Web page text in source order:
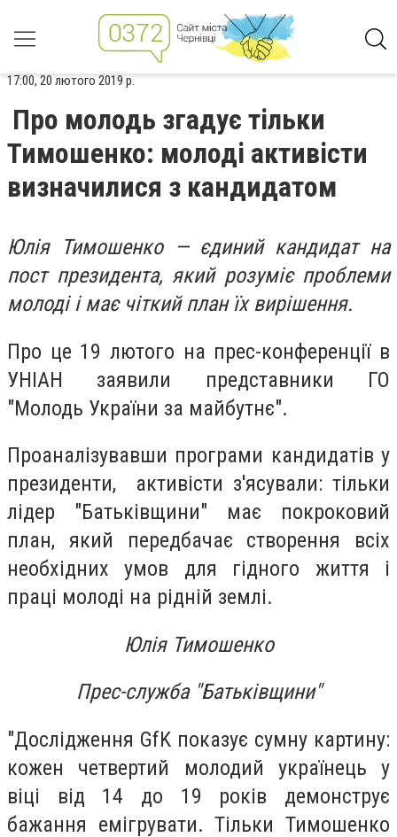
17:00, 20 лютого 2019 р.
Про молодь згадує тільки
Тимошенко: молоді активісти
визначилися з кандидатом
Юлія Тимошенко — єдиний кандидат на
пост президента, який розуміє проблеми
молоді і має чіткий план їх вирішення.
Про це 19 лютого на прес-конференції в
УНІАН заявили представники ГО
"Молодь України за майбутнє".
Проаналізувавши програми кандидатів у
президенти, активісти з'ясували: тільки
лідер "Батьківщини" має покроковий
план, який передбачає створення всіх
необхідних умов для гідного життя і
праці молоді на рідній землі.
Юлія Тимошенко
Прес-служба "Батьківщини"
"Дослідження GfK показує сумну картину:
кожен четвертий молодий українець у
віці від 14 до 19 років демонструє
бажання емігрувати. Тільки Тимошенко